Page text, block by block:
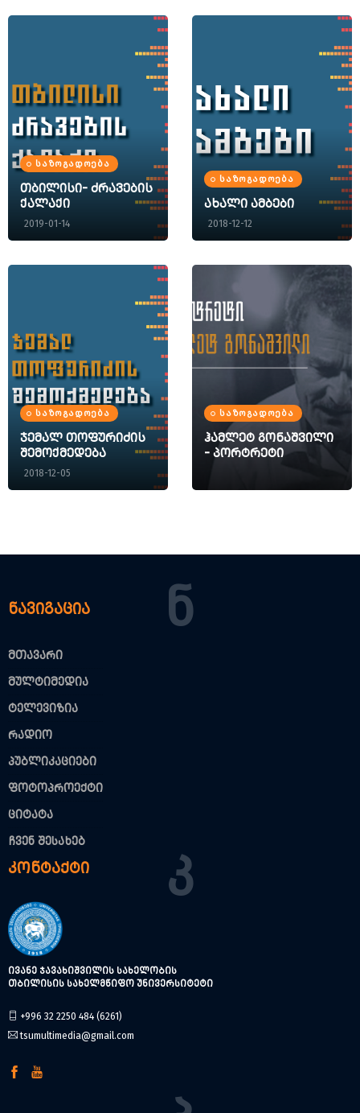
ᲡᲐᲖᲝᲒᲐᲓᲝᲔᲑᲐ
თბილისი- ძრავების
ქალაქი
2019-01-14
ᲡᲐᲖᲝᲒᲐᲓᲝᲔᲑᲐ
ახალი ამბები
2018-12-12
ᲡᲐᲖᲝᲒᲐᲓᲝᲔᲑᲐ
ჯემალ თოფურიძის
შემოქმედება
2018-12-05
ᲡᲐᲖᲝᲒᲐᲓᲝᲔᲑᲐ
ჰამლეტ გონაშვილი
- პორტრეტი
ნავიგაცია Ნ
მთავარი
მულტიმედია
ტელევიზია
რადიო
პუბლიკაციები
ფოტოპროექტი
ციტატა
ჩვენ შესახებ
კონტაქტი Კ
ივანე ჯავახიშვილის სახელობის
თბილისის სახელმწიფო უნივერსიტეტი
+996 32 2250 484 (6261)
tsumultimedia@gmail.com